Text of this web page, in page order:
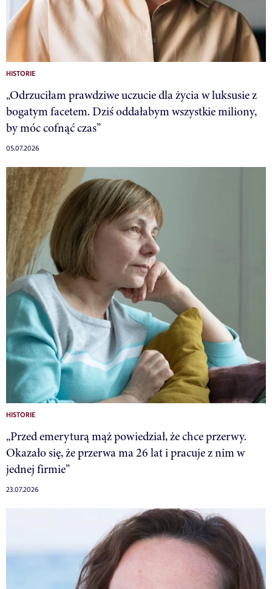
HISTORIE
„Odrzuciłam prawdziwe uczucie dla życia w luksusie z
bogatym facetem. Dziś oddałabym wszystkie miliony,
by móc cofnąć czas”
05.07.2026
HISTORIE
„Przed emeryturą mąż powiedział, że chce przerwy.
Okazało się, że przerwa ma 26 lat i pracuje z nim w
jednej firmie”
23.07.2026